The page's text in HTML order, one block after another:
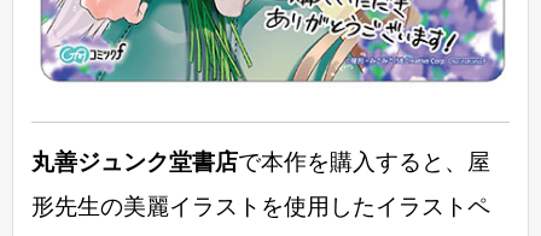
丸善ジュンク堂書店で本作を購入すると、屋
形先生の美麗イラストを使用したイラストペ